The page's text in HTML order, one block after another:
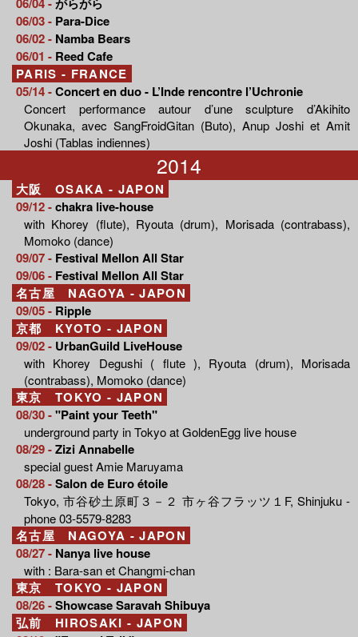
06/03 - Para-Dice
06/02 - Namba Bears
06/01 - Reed Cafe
PARIS - FRANCE
05/14 -Concert en duo - L’Inde rencontre l’Uchronie
Concert performance autour d’une sculpture d’Akihito
Okunaka, avec SangFroidGitan (Buto), Anup Joshi et Amit
Joshi (Tablas indiennes)
2014
大阪 OSAKA - JAPON
09/12 -chakra live-house
with Khorey (flute), Ryouta (drum), Morisada (contrabass),
Momoko (dance)
09/07 - Festival Mellon All Star
09/06 - Festival Mellon All Star
名古屋 NAGOYA - JAPON
09/05 - Ripple
京都 KYOTO - JAPON
09/02 - UrbanGuild LiveHouse
with Khorey Degushi ( flute ), Ryouta (drum), Morisada
(contrabass), Momoko (dance)
東京 TOKYO - JAPON
08/30 -"Paint your Teeth"
underground party in Tokyo at GoldenEgg live house
08/29 -Zizi Annabelle
special guest Amie Maruyama
08/28 -Salon de Euro étoile
Tokyo, 市谷砂土原町３－２ 市ヶ谷フラッツ１F, Shinjuku -
phone 03-5579-8283
名古屋 NAGOYA - JAPON
08/27 - Nanya live house
with : Bara-san et Changmi-chan
東京 TOKYO - JAPON
08/26 -Showcase Saravah Shibuya
弘前 HIROSAKI - JAPON